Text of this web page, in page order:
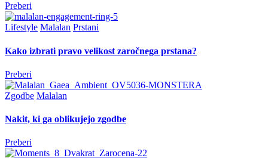
Preberi
Lifestyle Malalan Prstani
Kako izbrati pravo velikost zaročnega prstana?
Preberi
Zgodbe Malalan
Nakit, ki ga oblikujejo zgodbe
Preberi